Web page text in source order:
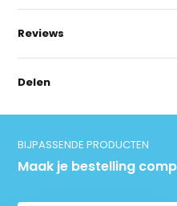
Reviews
Delen
BIJPASSENDE PRODUCTEN
Maak je bestelling